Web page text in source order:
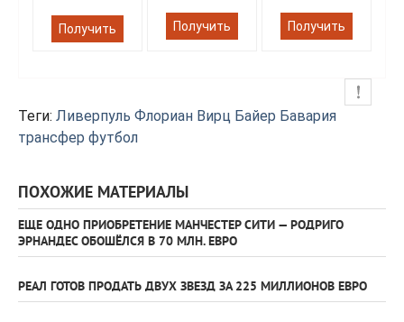
Получить Получить Получить
Теги: Ливерпуль Флориан Вирц Байер Бавария
трансфер футбол
ПОХОЖИЕ МАТЕРИАЛЫ
ЕЩЕ ОДНО ПРИОБРЕТЕНИЕ МАНЧЕСТЕР СИТИ — РОДРИГО
ЭРНАНДЕС ОБОШЁЛСЯ В 70 МЛН. ЕВРО
РЕАЛ ГОТОВ ПРОДАТЬ ДВУХ ЗВЕЗД ЗА 225 МИЛЛИОНОВ ЕВРО